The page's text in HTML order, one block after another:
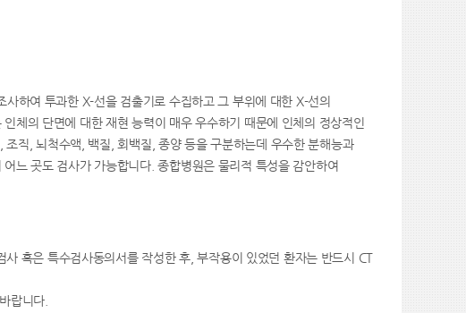
하여 투과한 X-선을 검출기로 수집하고 그 부위에 대한 X-선의
체의 단면에 대한 재현 능력이 매우 우수하기 때문에 인체의 정상적인
직, 뇌척수액, 백질, 회백질, 종양 등을 구분하는데 우수한 분해능과
느 곳도 검사가 가능합니다. 종합병원은 물리적 특성을 감안하여
혹은 특수검사동의서를 작성한 후, 부작용이 있었던 환자는 반드시 CT
랍니다.